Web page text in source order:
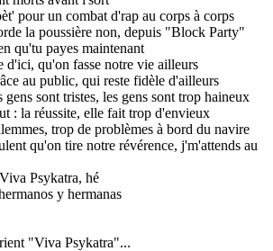
pour un combat d'rap au corps à corps
la poussière non, depuis "Block Party"
qu'tu payes maintenant
d'ici, qu'on fasse notre vie ailleurs
au public, qui reste fidèle d'ailleurs
gens sont tristes, les gens sont trop haineux
: la réussite, elle fait trop d'envieux
trop de problèmes à bord du navire
qu'on tire notre révérence, j'm'attends au
Psykatra, hé
y hermanas
"Viva Psykatra"...